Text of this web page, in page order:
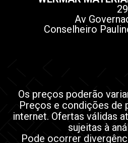
Av
Conselheiro
Os preços poderão
Preços e condições de
internet. Ofertas válidas
sujeitas à
Pode ocorrer